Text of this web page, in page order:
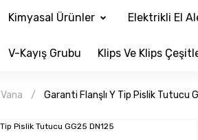
Kimyasal Ürünler Elektrikli El
V-Kayış Grubu Klips Ve Klips
Garanti Flanşlı Y Tip Pislik Tutucu